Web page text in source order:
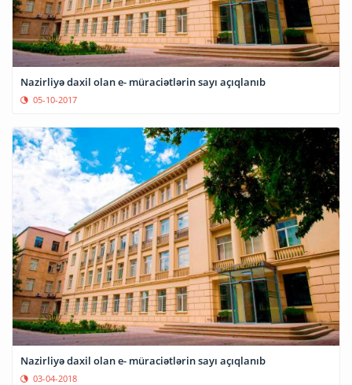
Nazirliyə daxil olan e- müraciətlərin sayı açıqlanıb
05-10-2017
Nazirliyə daxil olan e- müraciətlərin sayı açıqlanıb
03-04-2018